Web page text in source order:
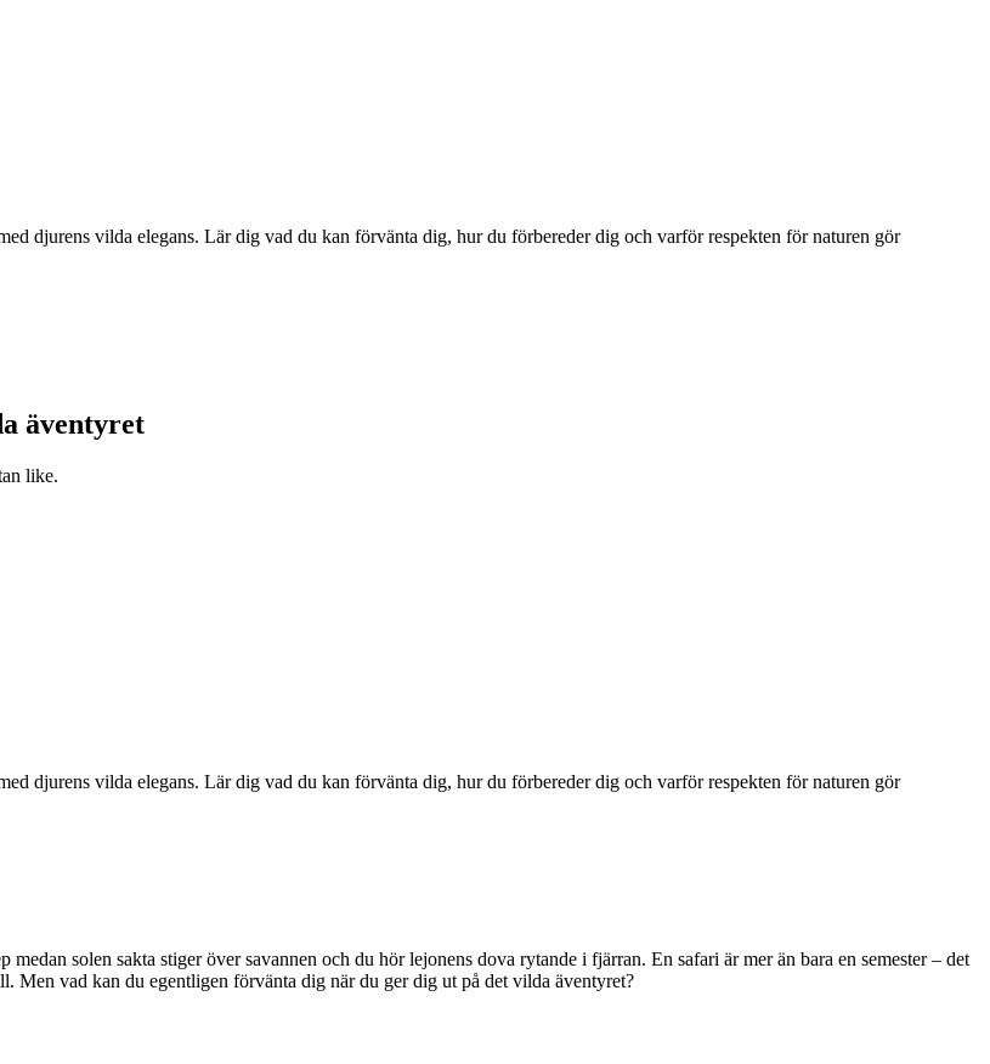
djurens vilda elegans. Lär dig vad du kan förvänta dig, hur du förbereder dig och varför respekten för naturen gör
äventyret
like.
djurens vilda elegans. Lär dig vad du kan förvänta dig, hur du förbereder dig och varför respekten för naturen gör
solen sakta stiger över savannen och du hör lejonens dova rytande i fjärran. En safari är mer än bara en semester – det
Men vad kan du egentligen förvänta dig när du ger dig ut på det vilda äventyret?